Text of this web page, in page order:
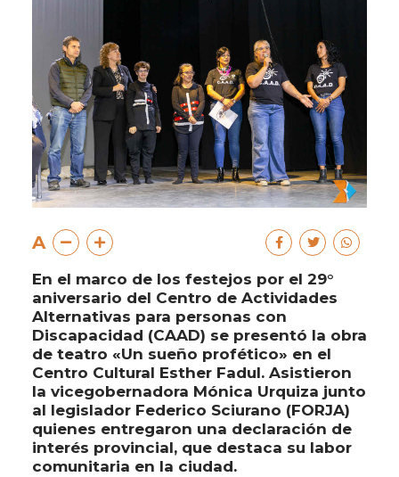
A
En el marco de los festejos por el 29°
aniversario del Centro de Actividades
Alternativas para personas con
Discapacidad (CAAD) se presentó la obra
de teatro «Un sueño profético» en el
Centro Cultural Esther Fadul. Asistieron
la vicegobernadora Mónica Urquiza junto
al legislador Federico Sciurano (FORJA)
quienes entregaron una declaración de
interés provincial, que destaca su labor
comunitaria en la ciudad.